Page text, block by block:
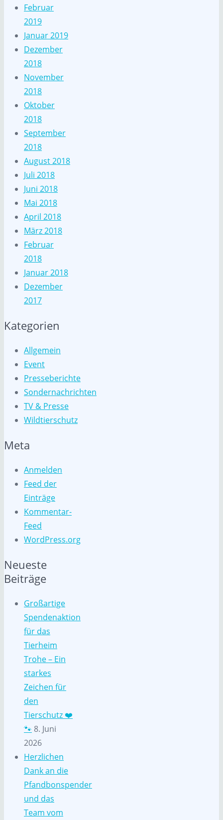
Februar
2019
Januar 2019
Dezember
2018
November
2018
Oktober
2018
September
2018
August 2018
Juli 2018
Juni 2018
Mai 2018
April 2018
März 2018
Februar
2018
Januar 2018
Dezember
2017
Kategorien
Allgemein
Event
Presseberichte
Sondernachrichten
TV & Presse
Wildtierschutz
Meta
Anmelden
Feed der
Einträge
Kommentar-
Feed
WordPress.org
Neueste
Beiträge
Großartige
Spendenaktion
für das
Tierheim
Trohe – Ein
starkes
Zeichen für
den
Tierschutz ❤️
🐾 8. Juni
2026
Herzlichen
Dank an die
Pfandbonspender
und das
Team vom